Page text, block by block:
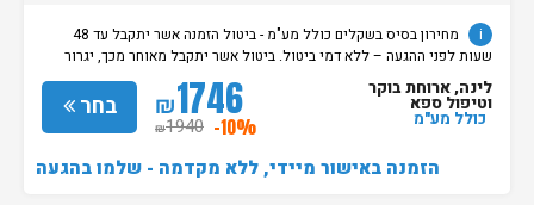
i
מחירון בסיס בשקלים כולל מע"מ - ביטול הזמנה אשר יתקבל עד 48
שעות לפני ההגעה – ללא דמי ביטול. ביטול אשר יתקבל מאוחר מכך, יגרור
חיוב בסך 50% מעלות ההזמנה. אי הגעה ללא כל הודעה מוקדמת תגרור חיוב
בסך 100% מעלות ההזמנה. מדיניות קבלת/עזיבת חדרים: שעת קבלת החדרים
הינה החל מהשעה 15:00. בימי שבת / חג: קבלת חדרים החל מצאת
השבת/החג. שעת עזיבת חדרים בכל ימות השבוע עד השעה 11:00. בימי שבת/
בחר ₪1746
₪1940 -10%
לינה, ארוחת בוקר
וטיפול ספא
כולל מע"מ
הזמנה באישור מיידי, ללא מקדמה - שלמו בהגעה